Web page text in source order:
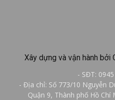
Xây dựng và vận hành bởi
- SĐT:
- Địa chỉ: Số 773/10 Nguyễn
Quận 9, Thành phố Hồ Chí